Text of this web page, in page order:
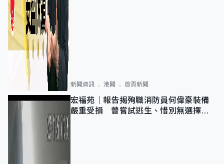
新聞資訊 港聞 首頁新聞
宏福苑｜報告揭殉職消防員何偉豪裝備
嚴重受損 曾嘗試逃生、惜別無選擇下